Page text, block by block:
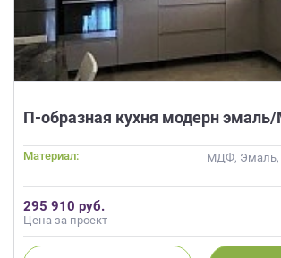
П-образная кухня модерн
Материал:
МДФ, Эмаль,
295 910 руб.
Цена за проект